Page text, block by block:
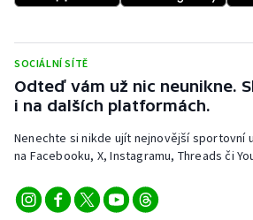
Sportovní střelba
Stolní tenis
Triatlon
Veslování
SOCIÁLNÍ SÍTĚ
Odteď vám už nic neunikne.
i na dalších platformách.
Nenechte si nikde ujít nejnovější sportovní
na Facebooku, X, Instagramu, Threads či